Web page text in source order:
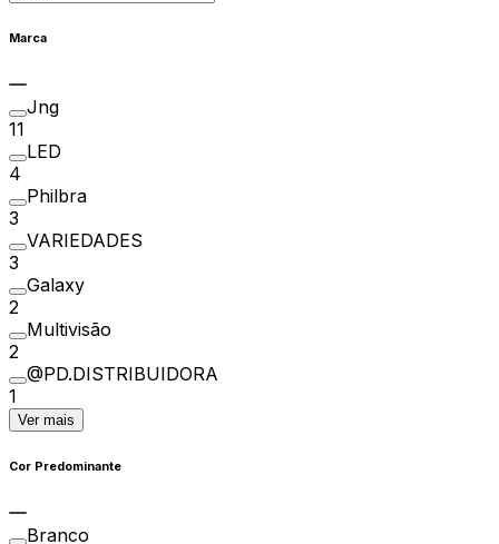
Marca
Jng
11
LED
4
Philbra
3
VARIEDADES
3
Galaxy
2
Multivisão
2
@PD.DISTRIBUIDORA
1
Ver mais
Cor Predominante
Branco